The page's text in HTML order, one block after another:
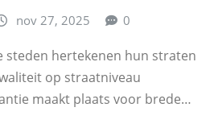
nov 27, 2025 0
steden hertekenen hun straten
op straatniveau
maakt plaats voor brede…